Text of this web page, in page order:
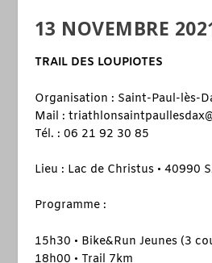
13 NOVEMBRE
TRAIL DES LOUPIOTES
Organisation : Saint-Paul-lès-
Mail :
Tél. : 06 21 92 30 85
Lieu : Lac de Christus • 40990
Programme :
15h30 • Bike&Run Jeunes (3
18h00 • Trail 7km